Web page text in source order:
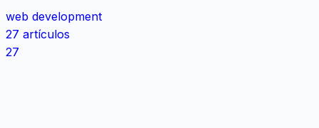
web development
27 artículos
27